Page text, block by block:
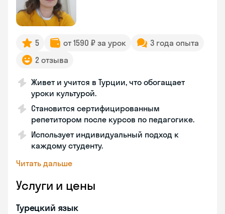
5 от 1590 ₽ за урок
3 года опыта
2 отзыва
Живет и учится в Турции, что обогащает
уроки культурой.
Становится сертифицированным
репетитором после курсов по педагогике.
Использует индивидуальный подход к
каждому студенту.
Читать дальше
Услуги и цены
Турецкий язык